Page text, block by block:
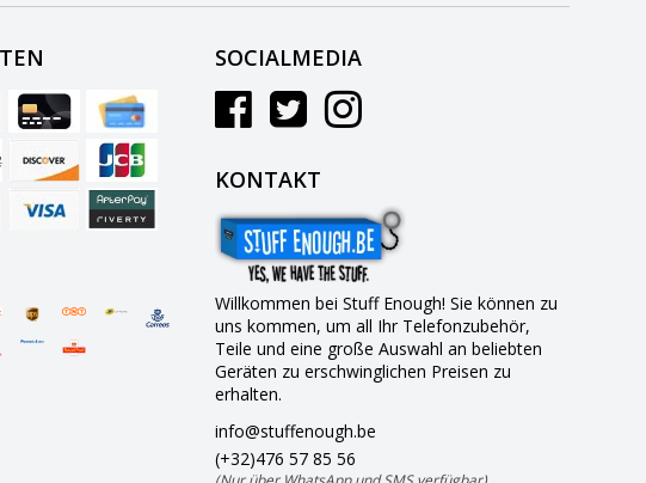
SOCIALMEDIA
KONTAKT
Willkommen bei Stuff Enough! Sie können zu
uns kommen, um all Ihr Telefonzubehör,
Teile und eine große Auswahl an beliebten
Geräten zu erschwinglichen Preisen zu
erhalten.
info@stuffenough.be
(+32)476 57 85 56